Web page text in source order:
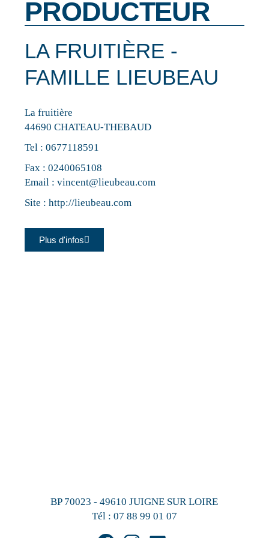
PRODUCTEUR
LA FRUITIÈRE -
FAMILLE LIEUBEAU
La fruitière
44690 CHATEAU-THEBAUD
Tel :0677118591
Fax : 0240065108
Email :vincent@lieubeau.com
Site :http://lieubeau.com
Plus d'infos
BP 70023 - 49610 JUIGNE SUR LOIRE
Tél : 07 88 99 01 07